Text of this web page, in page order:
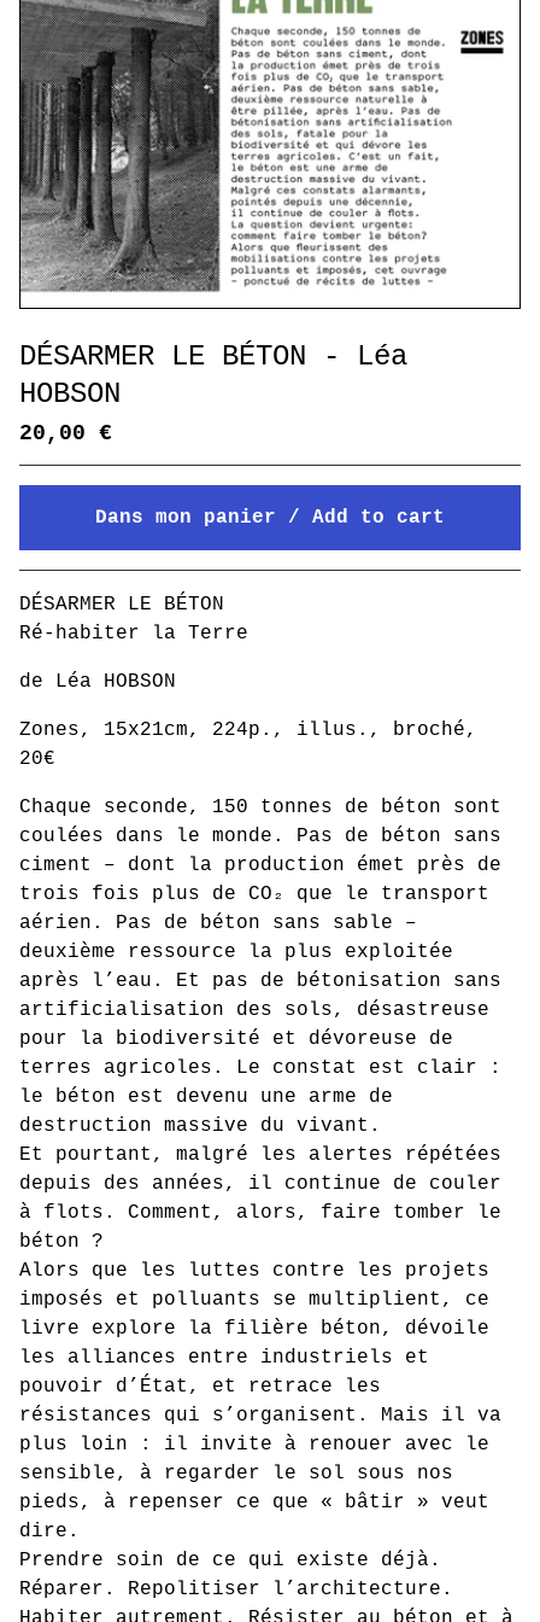
DÉSARMER LE BÉTON - Léa
HOBSON
20,00 €
Dans mon panier / Add to cart
Mon panier / Go to cart
DÉSARMER LE BÉTON
Ré-habiter la Terre
de Léa HOBSON
Zones, 15x21cm, 224p., illus., broché,
20€
Chaque seconde, 150 tonnes de béton sont
coulées dans le monde. Pas de béton sans
ciment – dont la production émet près de
trois fois plus de CO₂ que le transport
aérien. Pas de béton sans sable –
deuxième ressource la plus exploitée
après l’eau. Et pas de bétonisation sans
artificialisation des sols, désastreuse
pour la biodiversité et dévoreuse de
terres agricoles. Le constat est clair :
le béton est devenu une arme de
destruction massive du vivant.
Et pourtant, malgré les alertes répétées
depuis des années, il continue de couler
à flots. Comment, alors, faire tomber le
béton ?
Alors que les luttes contre les projets
imposés et polluants se multiplient, ce
livre explore la filière béton, dévoile
les alliances entre industriels et
pouvoir d’État, et retrace les
résistances qui s’organisent. Mais il va
plus loin : il invite à renouer avec le
sensible, à regarder le sol sous nos
pieds, à repenser ce que « bâtir » veut
dire.
Prendre soin de ce qui existe déjà.
Réparer. Repolitiser l’architecture.